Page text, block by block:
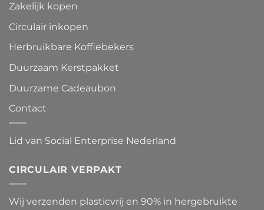
Zakelijk kopen
Circulair inkopen
Herbruikbare Koffiebekers
Duurzaam Kerstpakket
Duurzame Cadeaubon
Contact
Lid van Social Enterprise Nederland
CIRCULAIR VERPAKT
Wij verzenden plasticvrij en 90% in hergebruikte